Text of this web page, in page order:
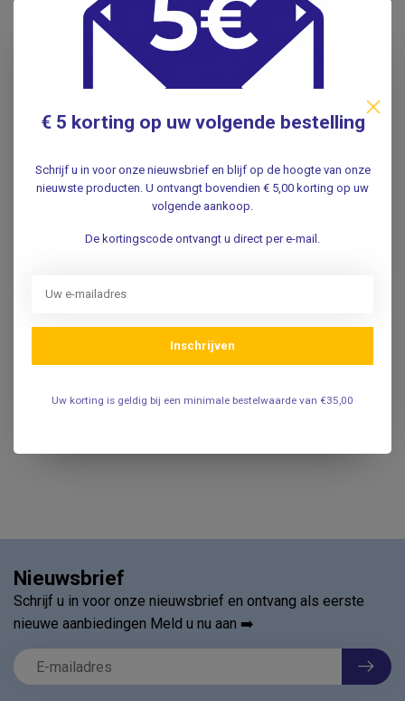
Nieuwsbrief
Schrijf u in voor onze nieuwsbrief en ontvang als eerste
nieuwe aanbiedingen Meld u nu aan ➡️
€ 5 korting op uw volgende bestelling
Schrijf u in voor onze nieuwsbrief en blijf op de hoogte van onze
nieuwste producten. U ontvangt bovendien € 5,00 korting op uw
volgende aankoop.
De kortingscode ontvangt u direct per e-mail.
Inschrijven
Uw korting is geldig bij een minimale bestelwaarde van €35,00